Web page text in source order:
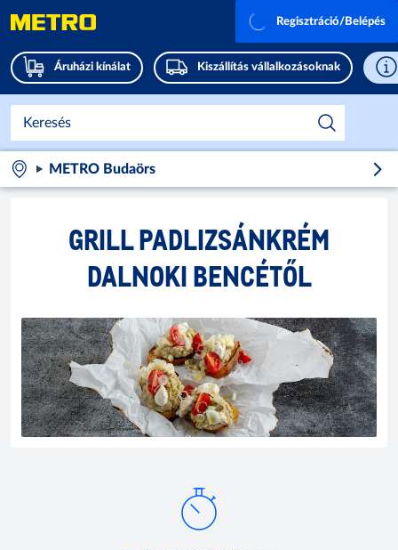
Áruházi kínálat Kiszállítás vállalkozásoknak
Regisztráció/Belépés
METRO Budaörs
GRILL PADLIZSÁNKRÉM
DALNOKI BENCÉTŐL